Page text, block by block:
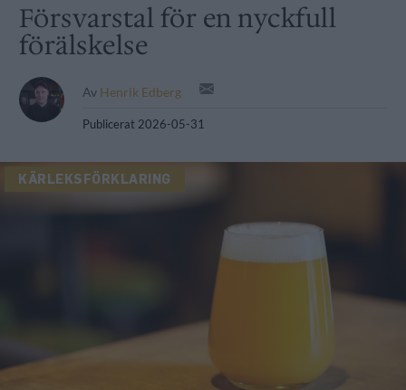
Försvarstal för en nyckfull
förälskelse
Av Henrik Edberg
Publicerat 2026-05-31
KÄRLEKSFÖRKLARING